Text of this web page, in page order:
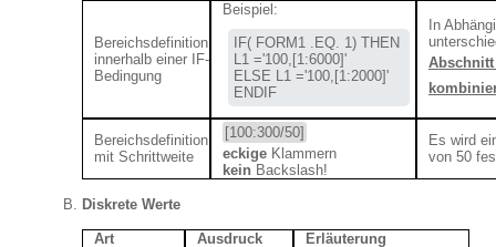
Bereichsdefinition
innerhalb einer IF-
Bedingung
Beispiel:
IF( FORM1 .EQ. 1) THEN
L1 ='100,[1:6000]'
ELSE L1 ='100,[1:2000]'
ENDIF
In
Abschnitt
Bereichsdefinition
mit Schrittweite
[100:300/50]
eckige Klammern
kein Backslash!
Es wird
von 50
Diskrete Werte
Art Ausdruck Erläuterung